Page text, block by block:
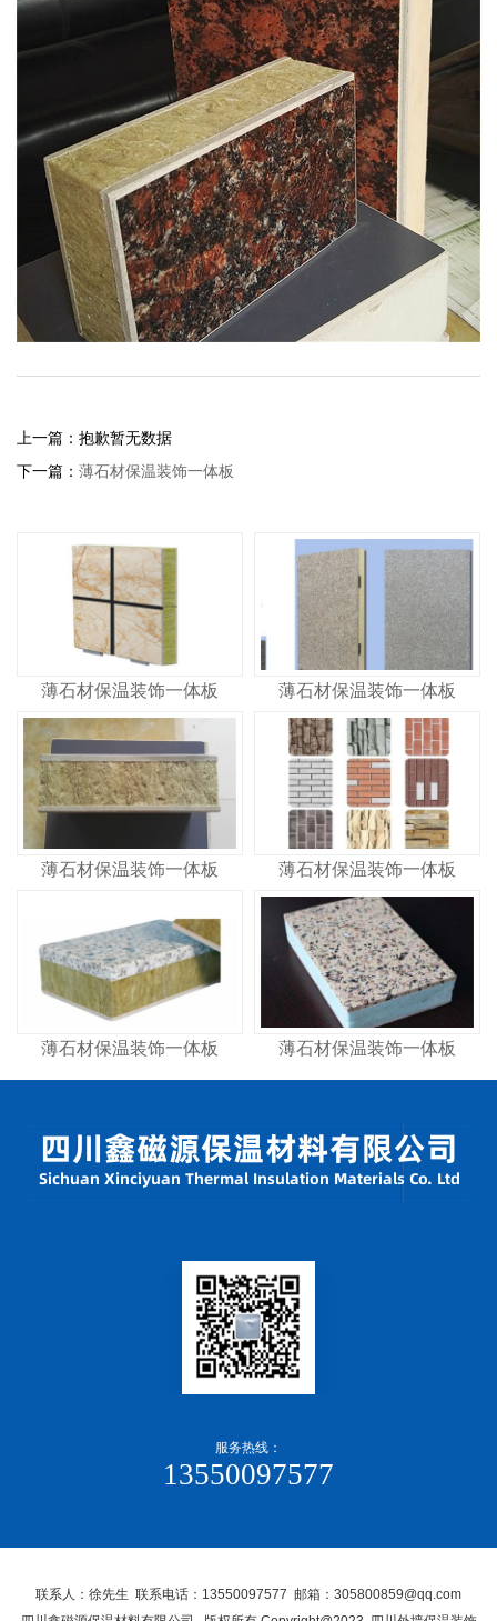
上一篇：抱歉暂无数据
下一篇： 薄石材保温装饰一体板
薄石材保温装饰一体板 薄石材保温装饰一体板
薄石材保温装饰一体板 薄石材保温装饰一体板
薄石材保温装饰一体板 薄石材保温装饰一体板
服务热线：
13550097577
联系人：徐先生 联系电话：13550097577 邮箱：305800859@qq.com